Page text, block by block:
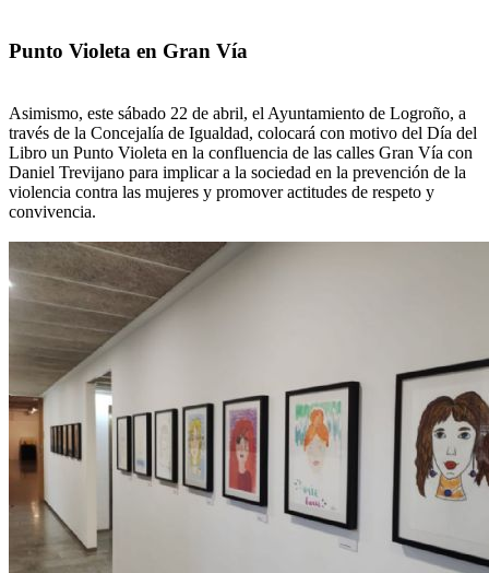
Punto Violeta en Gran Vía
Asimismo, este sábado 22 de abril, el Ayuntamiento de Logroño, a
través de la Concejalía de Igualdad, colocará con motivo del Día del
Libro un Punto Violeta en la confluencia de las calles Gran Vía con
Daniel Trevijano para implicar a la sociedad en la prevención de la
violencia contra las mujeres y promover actitudes de respeto y
convivencia.